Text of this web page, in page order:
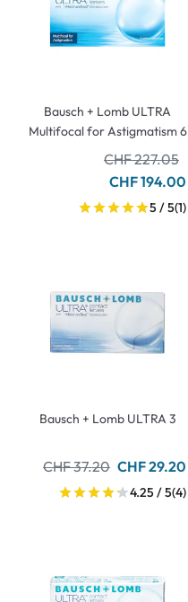
Bausch + Lomb ULTRA
Multifocal for Astigmatism 6
CHF 227.05
CHF 194.00
5 / 5(1)
Bausch + Lomb ULTRA 3
CHF 37.20 CHF 29.20
4.25 / 5(4)